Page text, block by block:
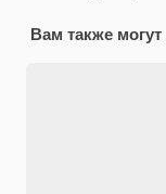
Вам также